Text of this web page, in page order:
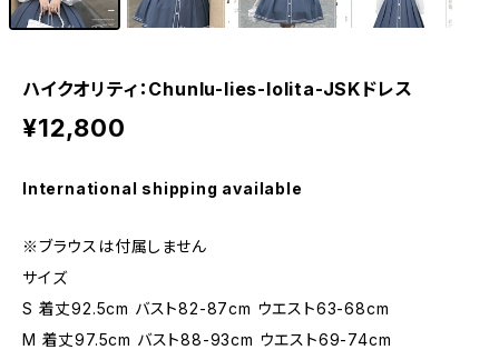
ハイクオリティ：Chunlu-lies-lolita-JSKドレス
¥12,800
International shipping available
※ブラウスは付属しません
サイズ
S 着丈92.5cm バスト82-87cm ウエスト63-68cm
M 着丈97.5cm バスト88-93cm ウエスト69-74cm